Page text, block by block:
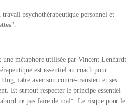
psychothérapeutique personnel et
une métaphore utilisée par Vincent Lenhardt
est essentiel au coach pour
faire avec son contre-transfert et ses
Et surtout respecter le principe essentiel
ne pas faire de mal*. Le risque pour le